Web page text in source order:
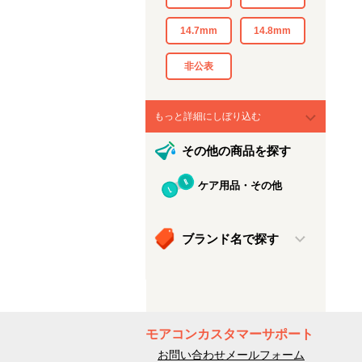
14.7mm 14.8mm
非公表
もっと詳細にしぼり込む
その他の商品を探す
ケア用品・その他
ブランド名で探す
モアコンカスタマーサポート
お問い合わせメールフォーム